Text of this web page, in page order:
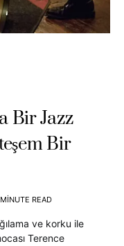
Bir Jazz
Bir
READ
ve korku ile
Terence